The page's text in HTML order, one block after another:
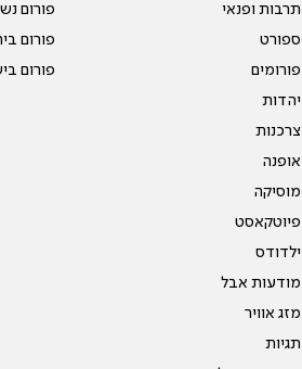
תרבות ופנאי
ספורט
פורומים
יהדות
צרכנות
אופנה
מוסיקה
פיוטקאסט
ילדודס
מודעות אבל
מזג אוויר
תגיות
פורום
פורום
פורום